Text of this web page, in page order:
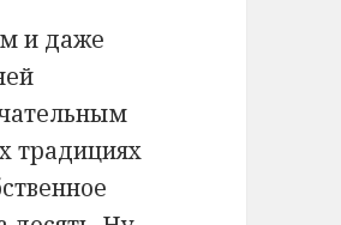
и даже
традициях